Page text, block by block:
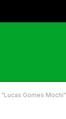
Gomes Mochi"